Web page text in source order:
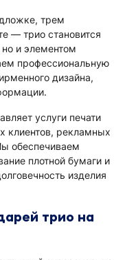
трем
— трио становится
и элементом
профессиональную
дизайна,
услуги печати
клиентов, рекламных
обеспечиваем
плотной бумаги и
изделия
трио на